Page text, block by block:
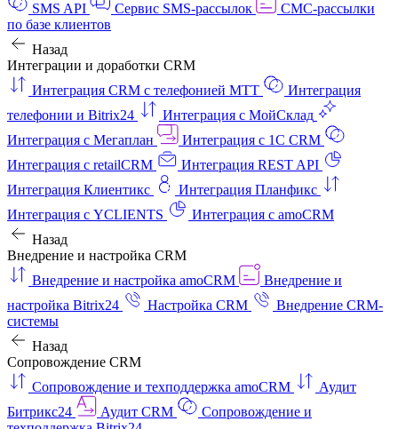
SMS API
Сервис SMS-рассылок
СМС-рассылки
по базе клиентов
Назад
Интеграции и доработки CRM
Интеграция CRM с телефонией МТТ
Интеграция
телефонии и Bitrix24
Интеграция с МойСклад
Интеграция с Мегаплан
Интеграция с 1C CRM
Интеграция с retailCRM
Интеграция REST API
Интеграция Клиентикс
Интеграция Планфикс
Интеграция с YCLIENTS
Интеграция с amoCRM
Назад
Внедрение и настройка CRM
Внедрение и настройка amoCRM
Внедрение и
настройка Bitrix24
Настройка CRM
Внедрение CRM-
системы
Назад
Сопровождение CRM
Сопровождение и техподдержка amoCRM
Аудит
Битрикс24
Аудит CRM
Сопровождение и